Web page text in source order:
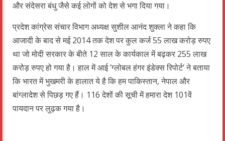
और संदेसरा बंधु जैसे कई लोगों को देश से भगा दिया गया।
प्रदेश कांग्रेस संचार विभाग अध्यक्ष सुशील आनंद शुक्ला ने कहा कि
आजादी के बाद से मई 2014 तक देश पर कुल कर्ज 55 लाख करोड़ रुपए
था जो मोदी सरकार के बीते 12 साल के कार्यकाल में बढ़कर 255 लाख
करोड़ रुपए हो गया है। हाल में आई ’ग्लोबल हंगर इंडेक्स रिपोर्ट’ ने बताया
कि भारत में भुखमरी के हालात ये है कि हम पाकिस्तान, नेपाल और
बांग्लादेश से पिछड़ गए हैं। 116 देशों की सूची में हमारा देश 101वें
पायदान पर लुढ़क गया है।